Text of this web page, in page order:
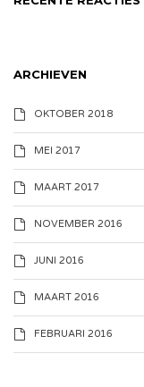
ARCHIEVEN
OKTOBER 2018
MEI 2017
MAART 2017
NOVEMBER 2016
JUNI 2016
MAART 2016
FEBRUARI 2016